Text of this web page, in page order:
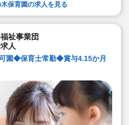
保育園の求人を見る
祉事業団
人
園◆保育士常勤◆賞与4.15か月